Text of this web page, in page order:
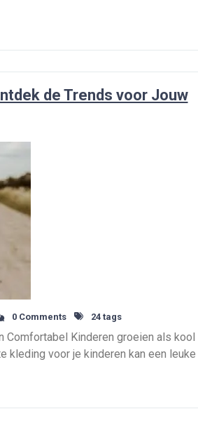
de Trends voor Jouw
0 Comments 24 tags
Comfortabel Kinderen groeien als kool
kleding voor je kinderen kan een leuke